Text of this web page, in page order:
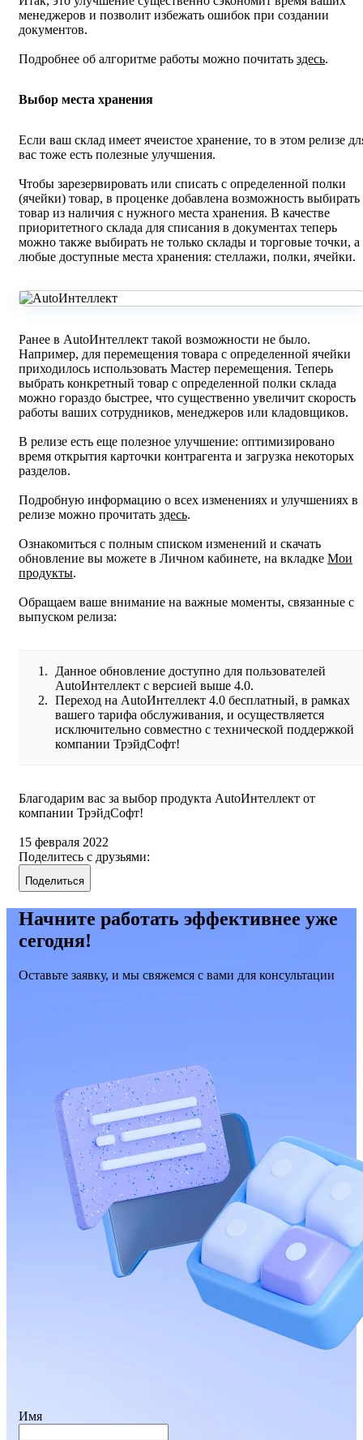
менеджеров и позволит избежать ошибок при создании
документов.
Подробнее об алгоритме работы можно почитать здесь.
Выбор места хранения
Если ваш склад имеет ячеистое хранение, то в этом релизе
вас тоже есть полезные улучшения.
Чтобы зарезервировать или списать с определенной полки
(ячейки) товар, в проценке добавлена возможность выбирать
товар из наличия с нужного места хранения. В качестве
приоритетного склада для списания в документах теперь
можно также выбирать не только склады и торговые точки, а
любые доступные места хранения: стеллажи, полки, ячейки.
Ранее в AutoИнтеллект такой возможности не было.
Например, для перемещения товара с определенной ячейки
приходилось использовать Мастер перемещения. Теперь
выбрать конкретный товар с определенной полки склада
можно гораздо быстрее, что существенно увеличит скорость
работы ваших сотрудников, менеджеров или кладовщиков.
В релизе есть еще полезное улучшение: оптимизировано
время открытия карточки контрагента и загрузка некоторых
разделов.
Подробную информацию о всех изменениях и улучшениях в
релизе можно прочитать здесь.
Ознакомиться с полным списком изменений и скачать
обновление вы можете в Личном кабинете, на вкладке Мои
продукты.
Обращаем ваше внимание на важные моменты, связанные с
выпуском релиза:
Данное обновление доступно для пользователей
AutoИнтеллект с версией выше 4.0.
Переход на AutoИнтеллект 4.0 бесплатный, в рамках
вашего тарифа обслуживания, и осуществляется
исключительно совместно с технической поддержкой
компании ТрэйдСофт!
Благодарим вас за выбор продукта AutoИнтеллект от
компании ТрэйдСофт!
15 февраля 2022
Поделитесь с друзьями:
Поделиться
Начните работать эффективнее уже
сегодня!
Оставьте заявку, и мы свяжемся с вами для консультации
Имя